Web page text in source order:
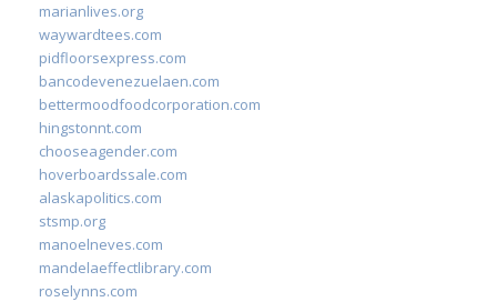
marianlives.org
waywardtees.com
pidfloorsexpress.com
bancodevenezuelaen.com
bettermoodfoodcorporation.com
hingstonnt.com
chooseagender.com
hoverboardssale.com
alaskapolitics.com
stsmp.org
manoelneves.com
mandelaeffectlibrary.com
roselynns.com